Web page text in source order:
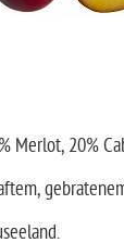
Merlot, 20%